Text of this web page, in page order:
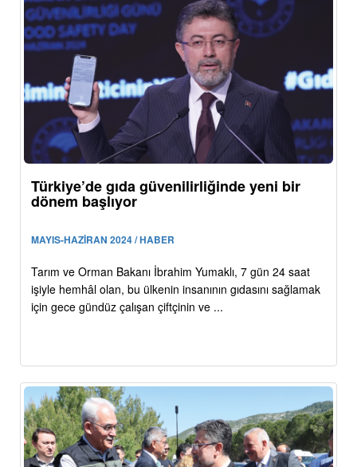
Türkiye’de gıda güvenilirliğinde yeni bir
dönem başlıyor
MAYIS-HAZİRAN 2024 / HABER
Tarım ve Orman Bakanı İbrahim Yumaklı, 7 gün 24 saat
işiyle hemhâl olan, bu ülkenin insanının gıdasını sağlamak
için gece gündüz çalışan çiftçinin ve ...